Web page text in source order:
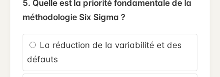
5. Quelle est la priorité fondamentale de la
méthodologie Six Sigma ?
La réduction de la variabilité et des
défauts